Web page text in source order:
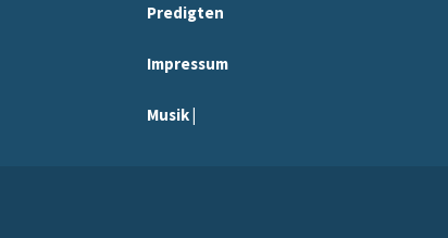
Predigten
Impressum
Musik |